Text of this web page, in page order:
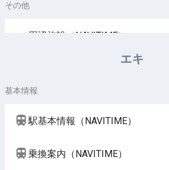
その他
周辺施設（NAVITIME）
エキ
基本情報
駅基本情報（NAVITIME）
乗換案内（NAVITIME）